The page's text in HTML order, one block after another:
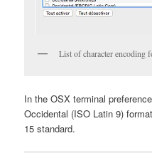
List of character encoding
In the OSX terminal
Occidental (ISO Latin 9)
15 standard.